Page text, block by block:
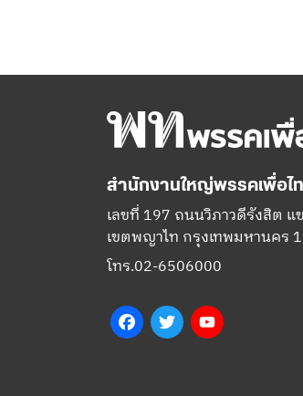
สำนักงานใหญ่พรรคเพื่อไ
เลขที่ 197 ถนนวิภาวดีรังสิต แ
เขตพญาไท กรุงเทพมหานคร
โทร.02-6506000
FacebookTwitter